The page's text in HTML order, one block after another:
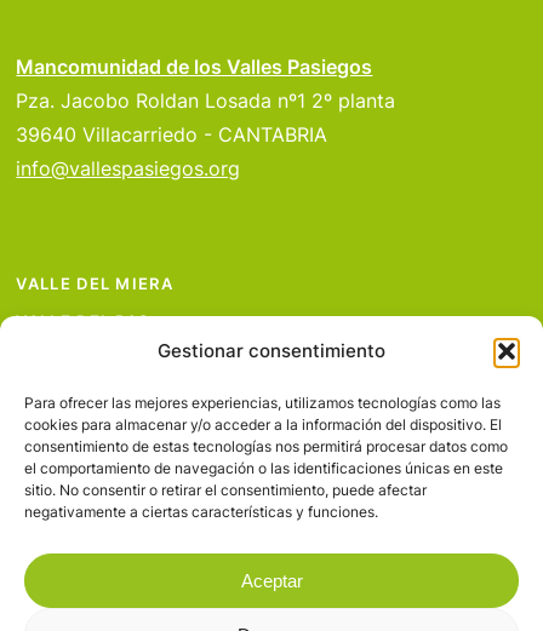
Gestionar consentimiento
Para ofrecer las mejores experiencias, utilizamos tecnologías como las
cookies para almacenar y/o acceder a la información del dispositivo. El
consentimiento de estas tecnologías nos permitirá procesar datos como
el comportamiento de navegación o las identificaciones únicas en este
sitio. No consentir o retirar el consentimiento, puede afectar
negativamente a ciertas características y funciones.
Aceptar
Mancomunidad de los Valles Pasiegos
Pza. Jacobo Roldan Losada nº1 2º planta
39640 Villacarriedo - CANTABRIA
info@vallespasiegos.org
VALLE DEL MIERA
VALLE DEL PAS
VALLE DEL PISUEÑA
PROYECTOS
SERVICIOS
AVISO LEGAL